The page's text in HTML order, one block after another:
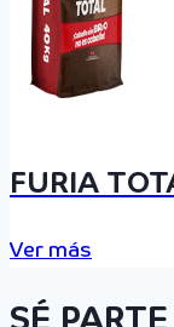
FURIA
Ver más